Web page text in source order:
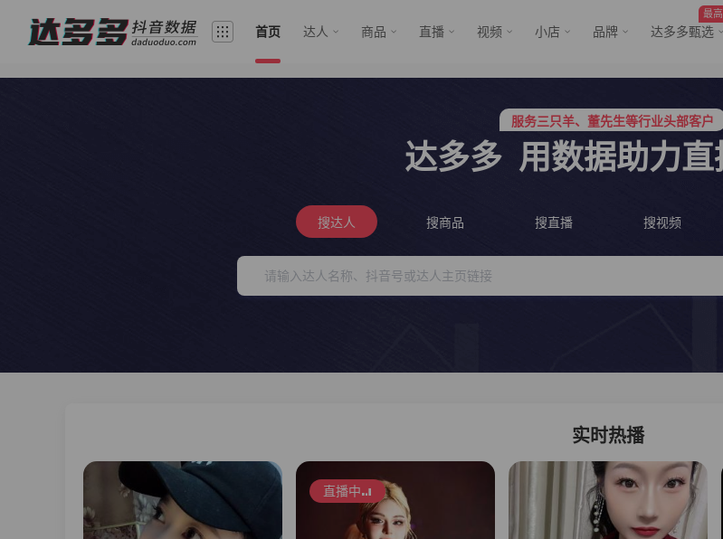
首页 达人 商品 直播 视频 小店 品牌
最
达多多甄选
服务三只羊、董先生等行业头部客户
行业价格屠夫，年卡会员低至798/年
服务三只羊、董先生等行业头部客户
达多多 用数据助力
搜达人 搜商品 搜直播 搜视频
实时热播
直播中